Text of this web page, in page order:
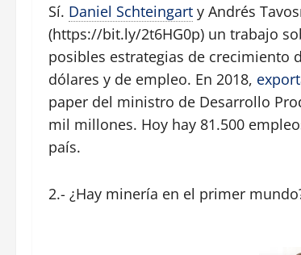
Sí. Daniel Schteingart y Andrés
(https://bit.ly/2t6HG0p) un trabajo
posibles estrategias de crecimiento
dólares y de empleo. En 2018,
paper del ministro de Desarrollo
mil millones. Hoy hay 81.500
país.
2.- ¿Hay minería en el primer